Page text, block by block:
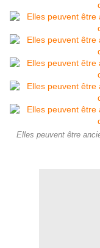
Elles peuvent être